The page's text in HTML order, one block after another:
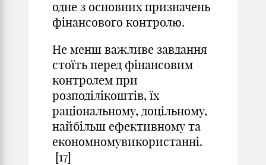
одне з основних призначень
фінансового контролю.
Не менш важливе завдання
стоїть перед фінансовим
контролем при
розподілікоштів, їх
раціональному, доцільному,
найбільш ефективному та
економномувикористанні.
[17]